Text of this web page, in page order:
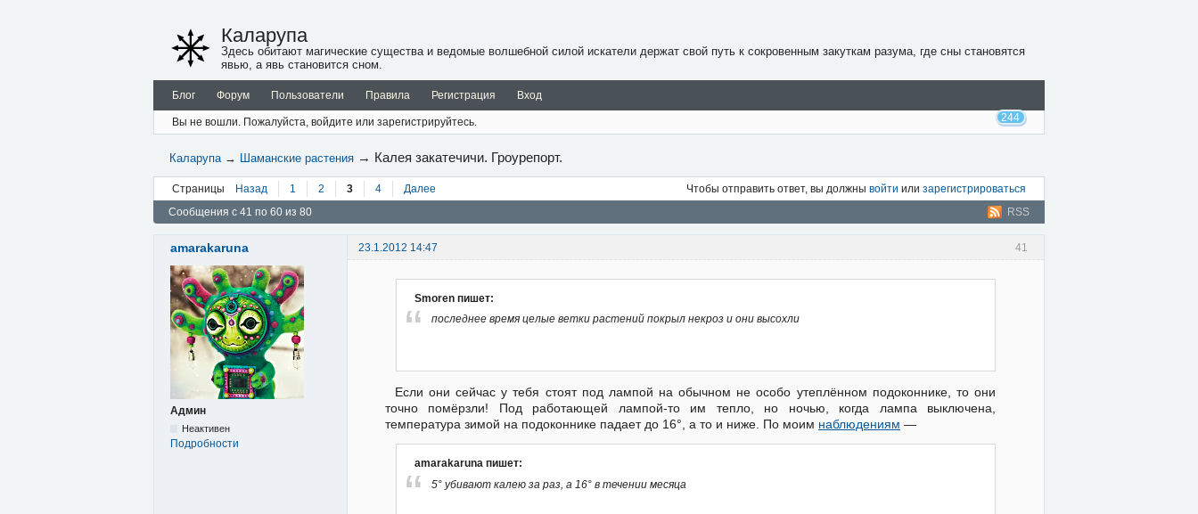
Каларупа
Здесь обитают магические существа и ведомые волшебной силой искатели держат свой путь к сокровенным закуткам разума, где сны становятся
явью, а явь становится сном.
Блог Форум Пользователи Правила Регистрация Вход
Вы не вошли. Пожалуйста, войдите или зарегистрируйтесь. 244
Каларупа → Шаманские растения → Калея закатечичи. Гроурепорт.
Страницы Назад 1 2 3 4 Далее Чтобы отправить ответ, вы должны войти или зарегистрироваться
RSS
Сообщения с 41 по 60 из 80
41
amarakaruna 23.1.2012 14:47
Админ
Неактивен
Подробности
Smoren пишет:
последнее время целые ветки растений покрыл некроз и они высохли
Если они сейчас у тебя стоят под лампой на обычном не особо утеплённом подоконнике, то они
точно помёрзли! Под работающей лампой-то им тепло, но ночью, когда лампа выключена,
температура зимой на подоконнике падает до 16°, а то и ниже. По моим наблюдениям —
amarakaruna пишет:
5° убивают калею за раз, а 16° в течении месяца